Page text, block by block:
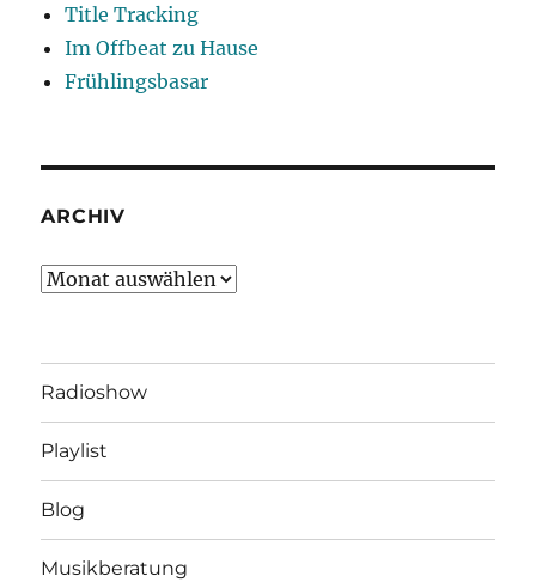
Title Tracking
Im Offbeat zu Hause
Frühlingsbasar
ARCHIV
Archiv
Radioshow
Playlist
Blog
Musikberatung